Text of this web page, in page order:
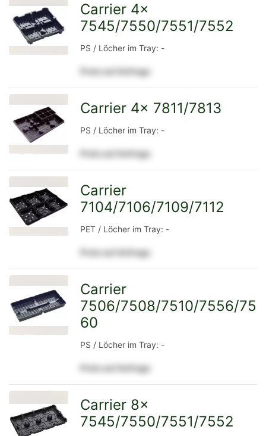
Carrier 4x
7545/7550/7551/7552
PS / Löcher im Tray: -
Preis auf Anfrage
Detailseite
Carrier 4x 7811/7813
PS / Löcher im Tray: -
Preis auf Anfrage
zur
Carrier
7104/7106/7109/7112
PET / Löcher im Tray: -
Preis auf Anfrage
Detailseite
Carrier
7506/7508/7510/7556/75
60
PS / Löcher im Tray: -
Preis auf Anfrage
Carrier 8x
7545/7550/7551/7552